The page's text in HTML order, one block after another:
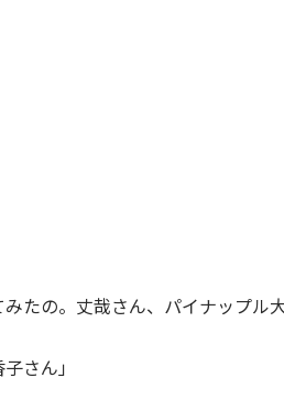
たの。丈哉さん、パイナップル
さん」